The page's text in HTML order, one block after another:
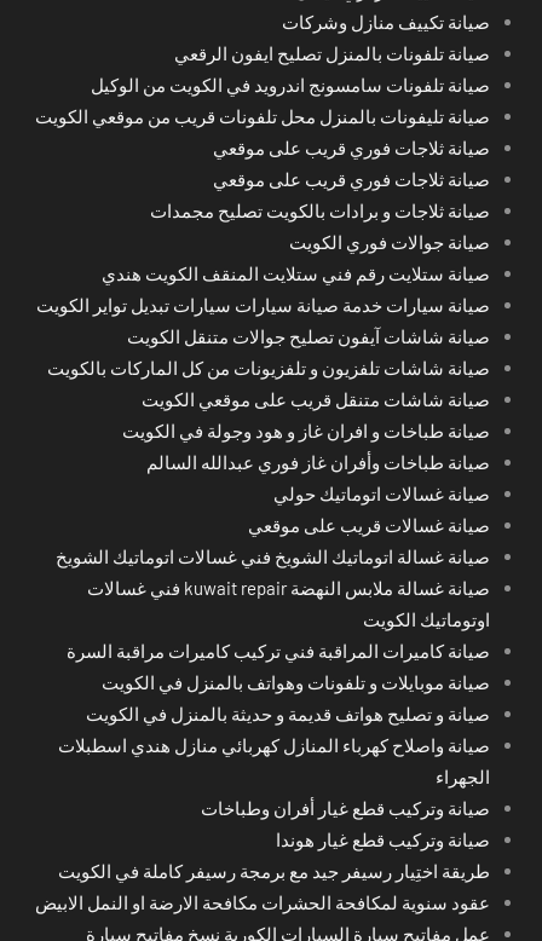
صيانة تكييف منازل وشركات
صيانة تلفونات بالمنزل تصليح ايفون الرقعي
صيانة تلفونات سامسونج اندرويد في الكويت من الوكيل
صيانة تليفونات بالمنزل محل تلفونات قريب من موقعي الكويت
صيانة ثلاجات فوري قريب على موقعي
صيانة ثلاجات فوري قريب على موقعي
صيانة ثلاجات و برادات بالكويت تصليح مجمدات
صيانة جوالات فوري الكويت
صيانة ستلايت رقم فني ستلايت المنقف الكويت هندي
صيانة سيارات خدمة صيانة سيارات سيارات تبديل تواير الكويت
صيانة شاشات آيفون تصليح جوالات متنقل الكويت
صيانة شاشات تلفزيون و تلفزيونات من كل الماركات بالكويت
صيانة شاشات متنقل قريب على موقعي الكويت
صيانة طباخات و افران غاز و هود وجولة في الكويت
صيانة طباخات وأفران غاز فوري عبدالله السالم
صيانة غسالات اتوماتيك حولي
صيانة غسالات قريب على موقعي
صيانة غسالة اتوماتيك الشويخ فني غسالات اتوماتيك الشويخ
صيانة غسالة ملابس النهضة kuwait repair فني غسالات
اوتوماتيك الكويت
صيانة كاميرات المراقبة فني تركيب كاميرات مراقبة السرة
صيانة موبايلات و تلفونات وهواتف بالمنزل في الكويت
صيانة و تصليح هواتف قديمة و حديثة بالمنزل في الكويت
صيانة واصلاح كهرباء المنازل كهربائي منازل هندي اسطبلات
الجهراء
صيانة وتركيب قطع غيار أفران وطباخات
صيانة وتركيب قطع غيار هوندا
طريقة اختِيار رسيفر جيد مع برمجة رسيفر كاملة في الكويت
عقود سنوية لمكافحة الحشرات مكافحة الارضة او النمل الابيض
عمل مفاتيح سيارة السيارات الكورية نسخ مفاتيح سيارة